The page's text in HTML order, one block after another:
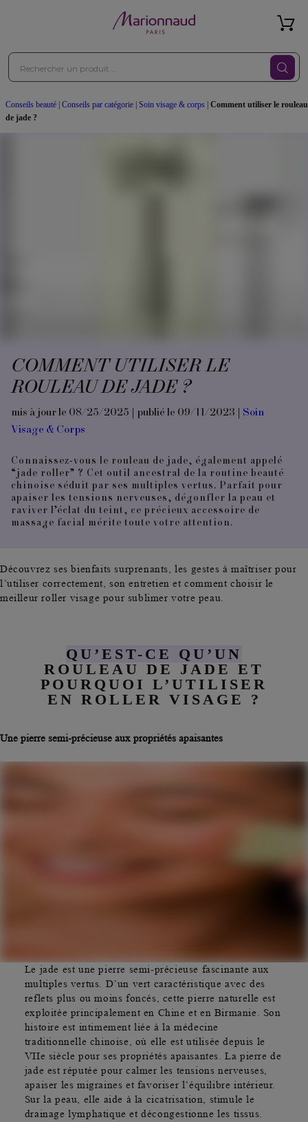
Conseils beauté Conseils par catégorie Soin visage & corps
Comment utiliser le rouleau
de jade ?
COMMENT UTILISER LE
ROULEAU DE JADE ?
mis à jour le 08/25/2025 | publié le 09/11/2023 | Soin
Visage & Corps
Connaissez-vous le rouleau de jade, également appelé
“jade roller” ? Cet outil ancestral de la routine beauté
chinoise séduit par ses multiples vertus. Parfait pour
apaiser les tensions nerveuses, dégonfler la peau et
raviver l’éclat du teint, ce précieux accessoire de
massage facial mérite toute votre attention.
Découvrez ses bienfaits surprenants, les gestes à maîtriser pour
l’utiliser correctement, son entretien et comment choisir le
meilleur roller visage pour sublimer votre peau.
QU’EST-CE QU’UN
ROULEAU DE JADE ET
POURQUOI L’UTILISER
EN ROLLER VISAGE ?
Une pierre semi-précieuse aux propriétés apaisantes
Le jade est unepierre semi-précieuse fascinante aux
multiples vertus. D’un vert caractéristique avec des
reflets plus ou moins foncés, cette pierre naturelle est
exploitée principalement en Chine et en Birmanie. Son
histoire est intimement liée à lamédecine
traditionnelle chinoise
, où elle est utilisée depuis le
VIIe siècle pour ses propriétés apaisantes. La pierre de
jade est réputée pour calmer les tensions nerveuses,
apaiser les migraines et favoriser l’équilibre intérieur.
Sur la peau, elle aide à la cicatrisation, stimule le
drainage lymphatique et décongestionne les tissus.